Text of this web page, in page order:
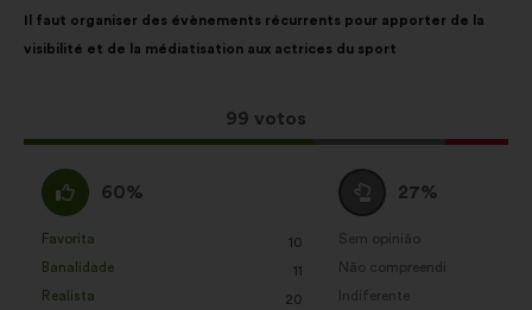
da
proposta:
Il faut organiser des évènements récurrents pour apporter de la
visibilité et de la médiatisation aux actrices du sport
Esta
proposta
99 votos
repartição
é
Concordo
:
60%
Favorita
: 10
vezes
Banalidade
: 11
vezes
Realista
: 20
vezes
Voto
neutro
:
27%
Sem opinião
:vezes
Não compreendi
:vezes
Indiferente
:vezes